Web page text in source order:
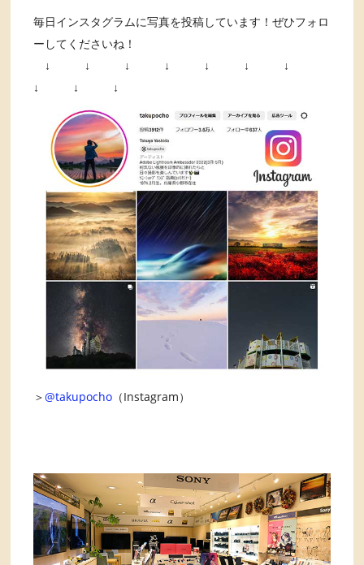
毎日インスタグラムに写真を投稿しています！ぜひフォロ
ーしてくださいね！
↓ ↓ ↓ ↓ ↓ ↓ ↓
↓ ↓ ↓
＞@takupocho （Instagram）